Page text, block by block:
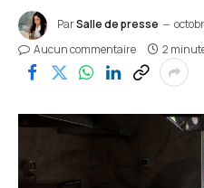
ParSalle de presse
Aucun commentaire
2